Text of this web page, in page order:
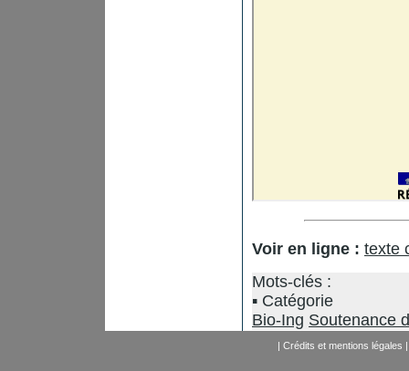
Voir en ligne : texte
Mots-clés :
Catégorie
Bio-Ing Soutenance
| Crédits et mentions légales